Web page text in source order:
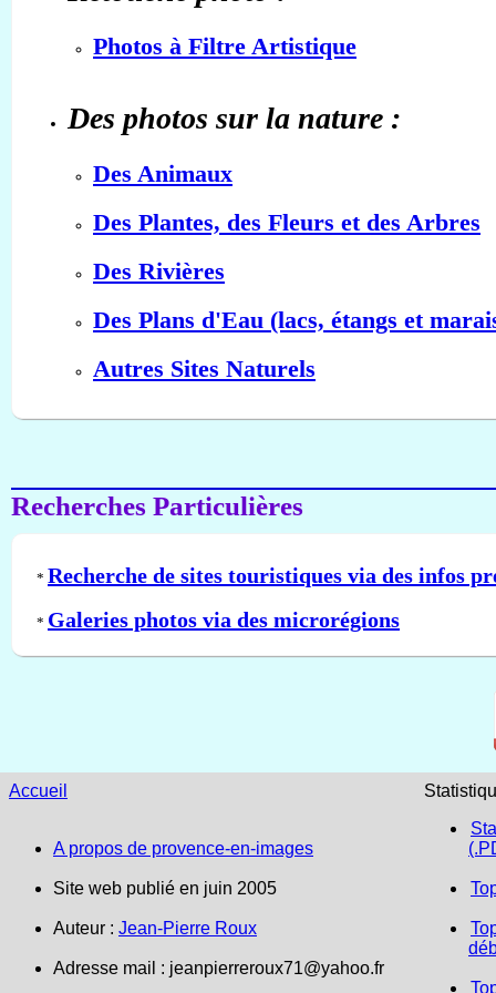
Photos à Filtre Artistique
Des photos sur la nature :
Des Animaux
Des Plantes, des Fleurs et des Arbres
Des Rivières
Des Plans d'Eau (lacs, étangs et
Autres Sites Naturels
Recherches Particulières
* Recherche de sites touristiques via des infos
* Galeries photos via des microrégions
Accueil
A propos de provence-en-images
Site web publié en juin 2005
Auteur : Jean-Pierre Roux
Adresse mail : jeanpierreroux71@yahoo.fr